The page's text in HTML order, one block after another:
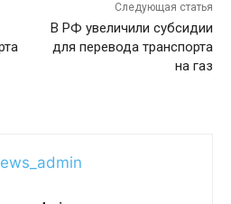
Следующая статья
В РФ увеличили субсидии
для перевода транспорта
на газ